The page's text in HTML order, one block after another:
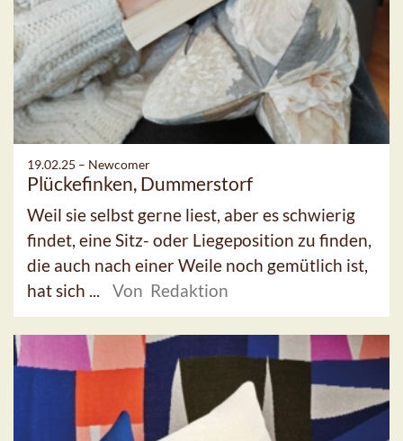
19.02.25 – Newcomer
Plückefinken, Dummerstorf
Weil sie selbst gerne liest, aber es schwierig
findet, eine Sitz- oder Liegeposition zu finden,
die auch nach einer Weile noch gemütlich ist,
hat sich ...
Von Redaktion